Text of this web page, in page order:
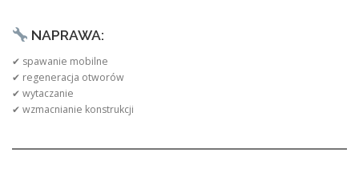
NAPRAWA:
✔ spawanie mobilne
✔ regeneracja otworów
✔ wytaczanie
✔ wzmacnianie konstrukcji